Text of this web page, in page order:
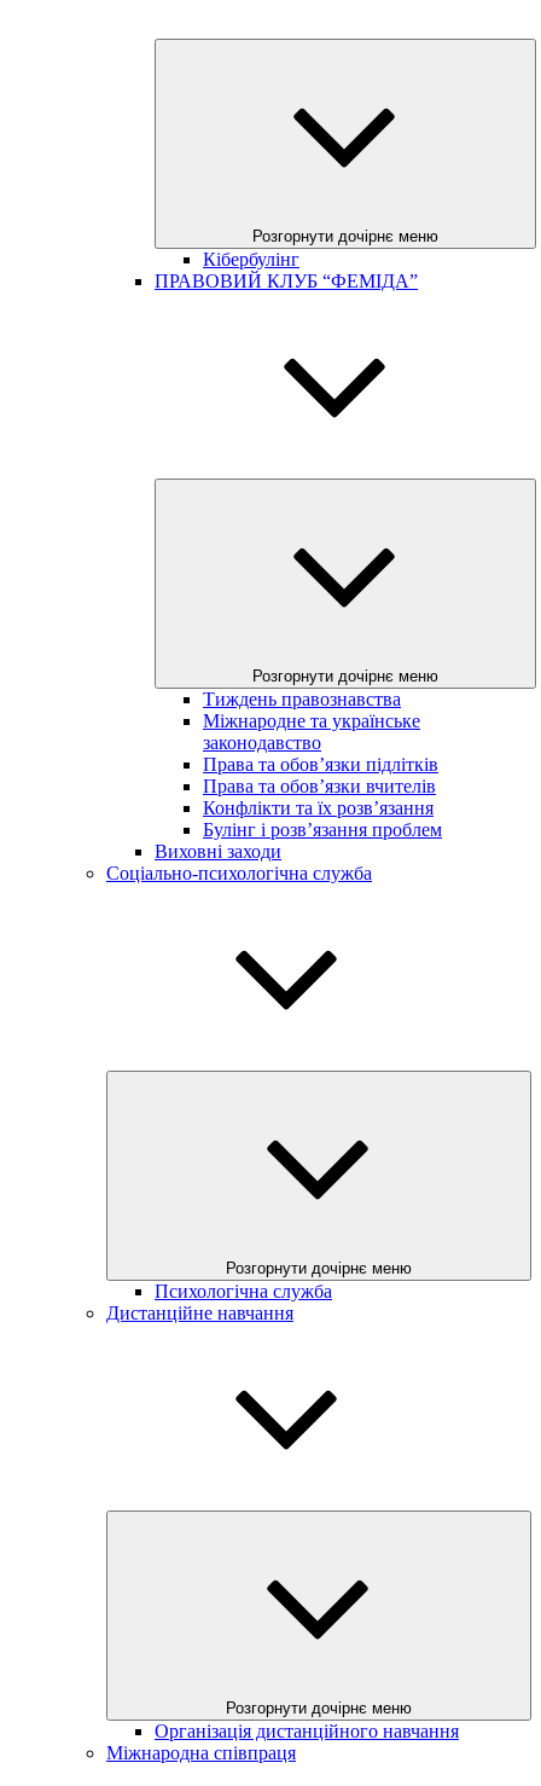
Розгорнути дочірнє меню
Кібербулінг
ПРАВОВИЙ КЛУБ “ФЕМІДА”
Розгорнути дочірнє меню
Тиждень правознавства
Міжнародне та українське
законодавство
Права та обов’язки підлітків
Права та обов’язки вчителів
Конфлікти та їх розв’язання
Булінг і розв’язання проблем
Виховні заходи
Соціально-психологічна служба
Розгорнути дочірнє меню
Психологічна служба
Дистанційне навчання
Розгорнути дочірнє меню
Організація дистанційного навчання
Міжнародна співпраця